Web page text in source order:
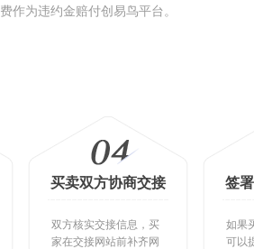
作为违约金赔付创易鸟平台。
买卖双方协商交接
双方核实交接信息，买
家在交接网站前补齐网
签
如果
可以